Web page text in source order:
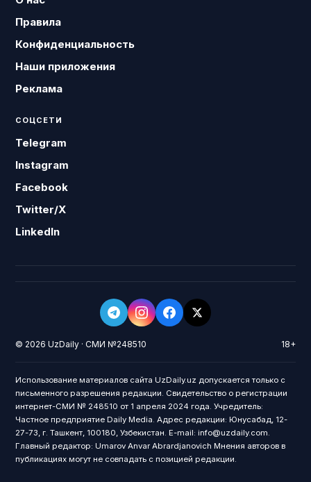
Правила
Конфиденциальность
Наши приложения
Реклама
СОЦСЕТИ
Telegram
Instagram
Facebook
Twitter/X
LinkedIn
© 2026 UzDaily · СМИ №248510 18+
Использование материалов сайта UzDaily.uz допускается только с
письменного разрешения редакции. Свидетельство о регистрации
интернет-СМИ № 248510 от 1 апреля 2024 года. Учредитель:
Частное предприятие Daily Media. Адрес редакции: Юнусабад, 12-
27-73, г. Ташкент, 100180, Узбекистан. E-mail: info@uzdaily.com.
Главный редактор: Umarov Anvar Abrardjanovich Мнения авторов в
публикациях могут не совпадать с позицией редакции.